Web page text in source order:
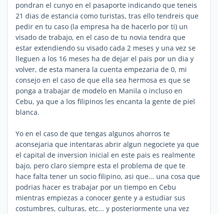
pondran el cunyo en el pasaporte indicando que teneis
21 dias de estancia como turistas, tras ello tendreis que
pedir en tu caso (la empresa ha de hacerlo por ti) un
visado de trabajo, en el caso de tu novia tendra que
estar extendiendo su visado cada 2 meses y una vez se
lleguen a los 16 meses ha de dejar el pais por un dia y
volver, de esta manera la cuenta empezaria de 0, mi
consejo en el caso de que ella sea hermosa es que se
ponga a trabajar de modelo en Manila o incluso en
Cebu, ya que a los filipinos les encanta la gente de piel
blanca.
Yo en el caso de que tengas algunos ahorros te
aconsejaria que intentaras abrir algun negociete ya que
el capital de inversion inicial en este pais es realmente
bajo, pero claro siempre esta el problema de que te
hace falta tener un socio filipino, asi que... una cosa que
podrias hacer es trabajar por un tiempo en Cebu
mientras empiezas a conocer gente y a estudiar sus
costumbres, culturas, etc... y posteriormente una vez